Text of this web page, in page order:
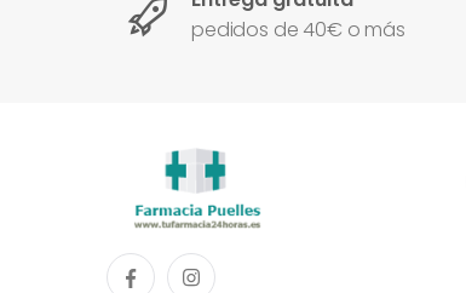
pedidos de 40€ o más